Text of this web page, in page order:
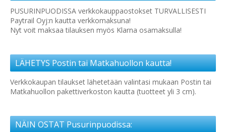
PUSURINPUODISSA verkkokauppaostokset TURVALLISESTI
Paytrail Oyj:n kautta verkkomaksuna!
Nyt voit maksaa tilauksen myös Klarna osamaksulla!
LÄHETYS Postin tai Matkahuollon kautta!
Verkkokaupan tilaukset lähetetään valintasi mukaan Postin tai
Matkahuollon pakettiverkoston kautta (tuotteet yli 3 cm).
NÄIN OSTAT Pusurinpuodissa: